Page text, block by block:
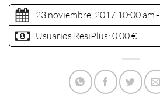
23 noviembre, 2017 10:00 am
Usuarios ResiPlus: 0.00 €